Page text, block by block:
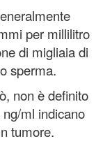
per millilitro
di migliaia di
sperma.
non è definito
ml indicano
tumore.